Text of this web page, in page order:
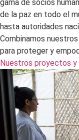
gama de socios
de la paz en todo el
hasta autoridades
Combinamos
para proteger y
Nuestros proyectos y